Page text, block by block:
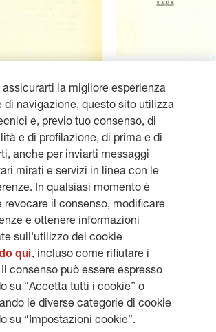
iscriviti alla
ISCRIVITI
assicurarti la migliore esperienza
di navigazione, questo sito utilizza
e, previo tuo consenso, di
e di profilazione, di prima e di
anche per inviarti messaggi
mirati e servizi in linea con le
In qualsiasi momento è
revocare il consenso, modificare
e ottenere informazioni
sull'utilizzo dei cookie
qui, incluso come rifiutare i
consenso può essere espresso
su “Accetta tutti i cookie” o
le diverse categorie di cookie
su “Impostazioni cookie”.